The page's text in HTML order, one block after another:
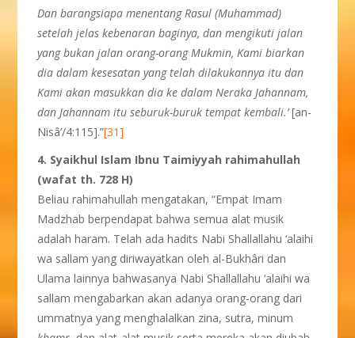
Dan barangsiapa menentang Rasul (Muhammad)
setelah jelas kebenaran baginya, dan mengikuti jalan
yang bukan jalan orang-orang Mukmin, Kami biarkan
dia dalam kesesatan yang telah dilakukannya itu dan
Kami akan masukkan dia ke dalam Neraka Jahannam,
dan Jahannam itu seburuk-buruk tempat kembali.’[an-
Nisâ’/4:115].”[31]
4. Syaikhul Islam Ibnu Taimiyyah rahimahullah
(wafat th. 728 H)
Beliau rahimahullah mengatakan, “Empat Imam
Madzhab berpendapat bahwa semua alat musik
adalah haram. Telah ada hadits Nabi Shallallahu ‘alaihi
wa sallam yang diriwayatkan oleh al-Bukhâri dan
Ulama lainnya bahwasanya Nabi Shallallahu ‘alaihi wa
sallam mengabarkan akan adanya orang-orang dari
ummatnya yang menghalalkan zina, sutra, minum